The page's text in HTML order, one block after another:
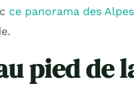
ce panorama des
pied de